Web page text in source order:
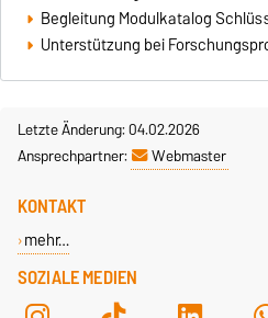
Begleitung Modulkatalog
Unterstützung bei
Letzte Änderung: 04.02.2026
Ansprechpartner:
Webmaster
SOZIALE MEDIEN
KONTAKT
mehr…